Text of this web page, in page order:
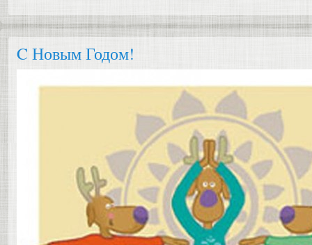
C Новым Годом!